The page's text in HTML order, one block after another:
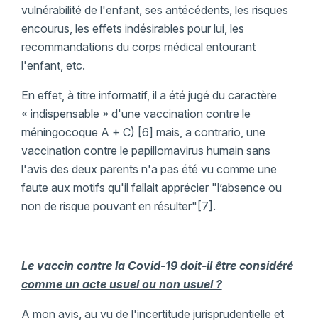
vulnérabilité de l'enfant, ses antécédents, les risques
encourus, les effets indésirables pour lui, les
recommandations du corps médical entourant
l'enfant, etc.
En effet, à titre informatif, il a été jugé du caractère
« indispensable » d'une vaccination contre le
méningocoque A + C) [6] mais, a contrario, une
vaccination contre le papillomavirus humain sans
l'avis des deux parents n'a pas été vu comme une
faute aux motifs qu'il fallait apprécier "l’absence ou
non de risque pouvant en résulter"[7].
Le vaccin contre la Covid-19 doit-il être considéré
comme un acte usuel ou non usuel ?
A mon avis, au vu de l'incertitude jurisprudentielle et